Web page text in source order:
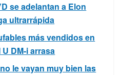
se adelantan a Elon
ultrarrápida
más vendidos en
DM-i arrasa
le vayan muy bien las